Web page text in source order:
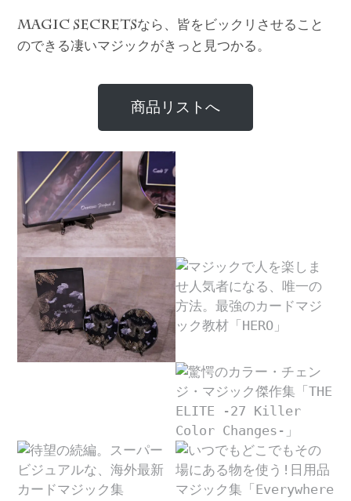
MAGIC SECRETSなら、皆をビックリさせること
のできる凄いマジックがきっと見つかる。
商品リストへ